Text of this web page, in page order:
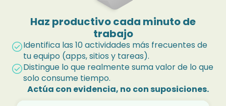
Haz productivo cada minuto de
trabajo
check_circleIdentifica las 10 actividades más frecuentes de
tu equipo (apps, sitios y tareas).
check_circleDistingue lo que realmente suma valor de lo que
solo consume tiempo.
Actúa con evidencia, no con suposiciones.